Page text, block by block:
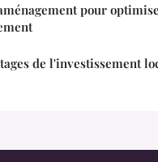
pour
de l'investissement